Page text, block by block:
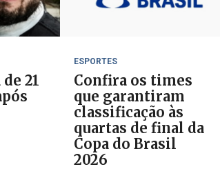
21
ESPORTES
Confira os times
que garantiram
classificação às
quartas de final da
Copa do Brasil
2026